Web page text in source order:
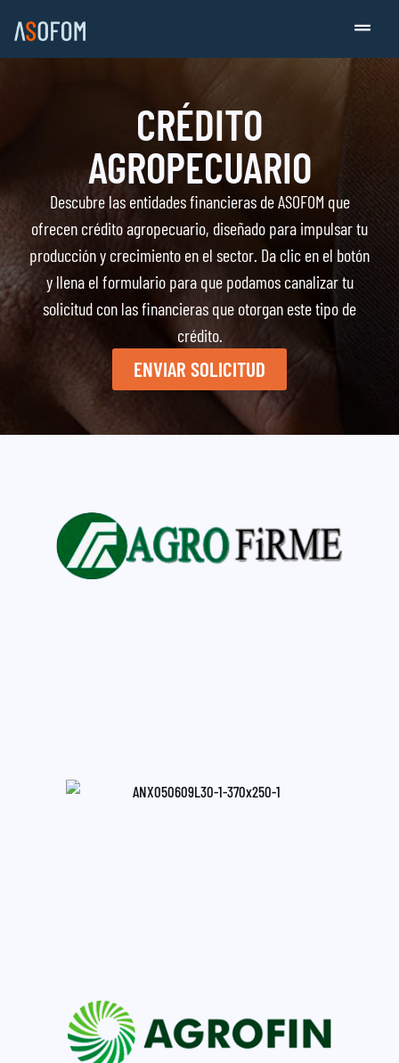
CRÉDITO
AGROPECUARIO
Descubre las entidades financieras de ASOFOM que
ofrecen crédito agropecuario, diseñado para impulsar tu
producción y crecimiento en el sector. Da clic en el botón
y llena el formulario para que podamos canalizar tu
solicitud con las financieras que otorgan este tipo de
crédito.
ENVIAR SOLICITUD